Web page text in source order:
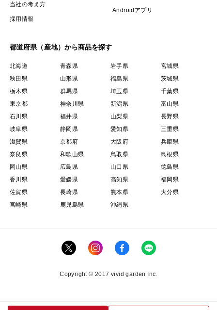
当社の考え方
採用情報
Androidアプリ
都道府県（産地）から商品を探す
北海道 青森県 岩手県
宮城県
秋田県
山形県 福島県
茨城県
栃木県
群馬県 埼玉県
千葉県
東京都
神奈川県 新潟県
富山県
石川県
福井県 山梨県
長野県
岐阜県
静岡県 愛知県
三重県
滋賀県
京都府 大阪府
兵庫県
奈良県
和歌山県 鳥取県
島根県
岡山県
広島県 山口県
徳島県
香川県
愛媛県 高知県
福岡県
佐賀県
長崎県 熊本県
大分県
宮崎県
鹿児島県 沖縄県
Copyright © 2017 vivid garden Inc.